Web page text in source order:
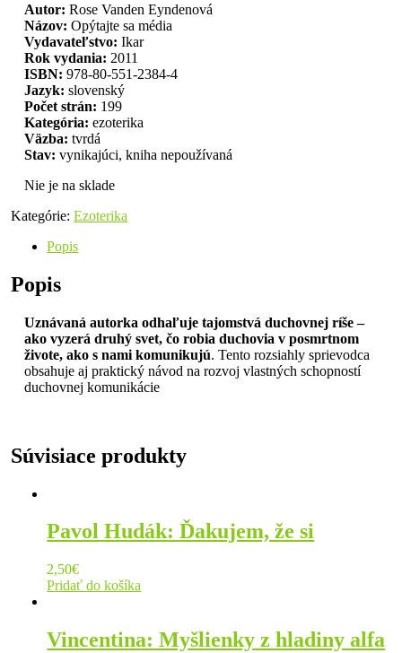
Autor: Rose Vanden Eyndenová
Názov: Opýtajte sa média
Vydavateľstvo: Ikar
Rok vydania: 2011
ISBN: 978-80-551-2384-4
Jazyk:slovenský
Počet strán: 199
Kategória: ezoterika
Väzba: tvrdá
Stav: vynikajúci, kniha nepoužívaná
Nie je na sklade
Kategórie:Ezoterika
Popis
Popis
Uznávaná autorka odhaľuje tajomstvá duchovnej ríše –
ako vyzerá druhý svet, čo robia duchovia v posmrtnom
živote, ako s nami komunikujú. Tento rozsiahly sprievodca
obsahuje aj praktický návod na rozvoj vlastných schopností
duchovnej komunikácie
Súvisiace produkty
Pavol Hudák: Ďakujem, že si
2,50€
Pridať do košíka
Vincentina: Myšlienky z hladiny alfa